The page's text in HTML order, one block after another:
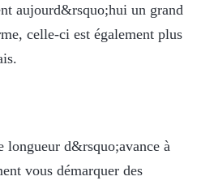
aujourd&rsquo;hui un grand
celle-ci est également plus
longueur d&rsquo;avance à
vous démarquer des